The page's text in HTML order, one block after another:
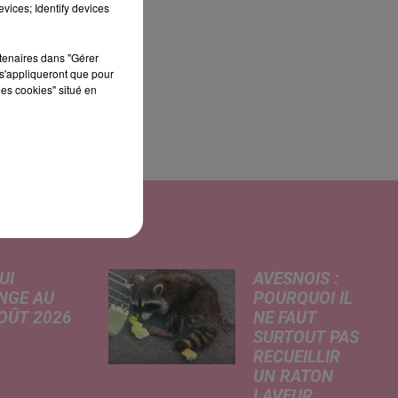
AU
2026
AVESNOIS :
POURQUOI IL
NE FAUT
SURTOUT PAS
RECUEILLIR
UN RATON
Identify devices
dans "Gérer
que pour
cookies" situé en